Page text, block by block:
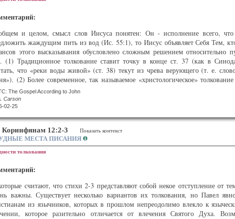
описывать враждебную реакцию. Попытка войти в Царство на
и его благам. Перевод «расхищение», подразумевающий изъятие
возрастающей враждебностью по отношению к Иисусу. Не
в мир людей, на которых царство Божье оказало мощное
однако с непосредственным контекстом лучше всего согласуется
и целом, смысл слов Иисуса понятен: Он - исполнение всего,
жаждущим пить из вод (Ис. 55:1), то Иисус объявляет Себя Тем,
этого высказывания обусловлено сложным решением относительно
(1) Традиционное толкование ставит точку в конце ст. 37 (как в
что «реки воды живой» (ст. 38) текут из чрева верующего (т. е.
(2) Более современное, так называемое «христологическое»
точку после слов «и пей». В результате возникает приблизительный
Кто жаждет иди ко Мне,
следующие слова («как сказано в Писании») не обязательно
к следующим словам. В таком случае весь текст, начиная с
как пояснительное отступление евангелиста, и считать,
«у того» означает «у Христа» - вот почему это толкование и
выбор непросто, и существует несколько промежуточных вариантов,
какое толкование предпочтительно, важно оценить, насколько много
Дух, оба настаивают на том, что благословение верующие получат
Духа с приглашением Иисуса на праздник Кущей, и оба
различие между толкованиями заключается в том, что в
The Gospel According to John
Carson
02-25
Коринфянам 12:2-3 Показать контекст
МЕСТА ПИСАНИЯ
толкования
считают, что стихи 2-3 представляют собой некое отступление от
важны. Существует несколько вариантов их толкования, но Павел
из язычников, которых в прошлом непреодолимо влекло к
которое разительно отличается от влечения Святого Духа.